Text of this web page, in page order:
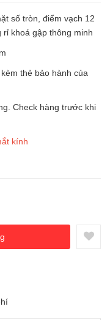
số tròn, điểm vạch 12
rỉ khoá gập thông minh
thẻ bảo hành của
Check hàng trước khi
kính